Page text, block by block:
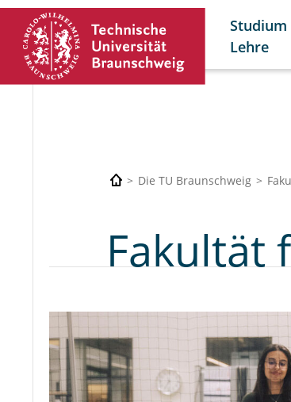
Studium
Lehre
Die TU Braunschweig
Fakultät